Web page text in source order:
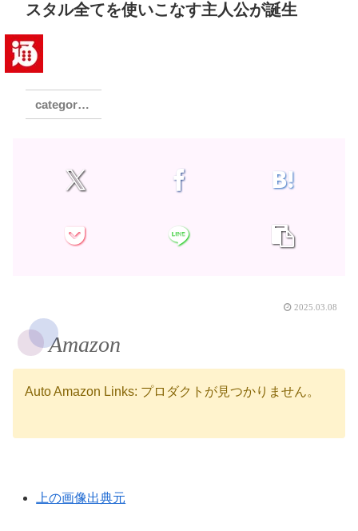
スタル全てを使いこなす主人公が誕生
ゲーム
2025.03.08
Amazon
Auto Amazon Links: プロダクトが見つかりません。
上の画像出典元